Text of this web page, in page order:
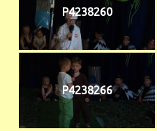
P4238260
P4238266